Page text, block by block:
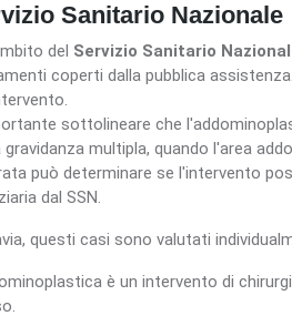
Sanitario Nazionale
del Servizio Sanitario
coperti dalla pubblica
sottolineare che
gravidanza multipla, quando l'area
può determinare se l'intervento
dal SSN.
questi casi sono valutati
è un intervento di